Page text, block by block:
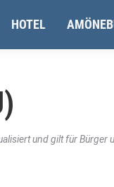
HOTEL
und gilt für